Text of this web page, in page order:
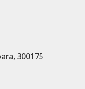
300175